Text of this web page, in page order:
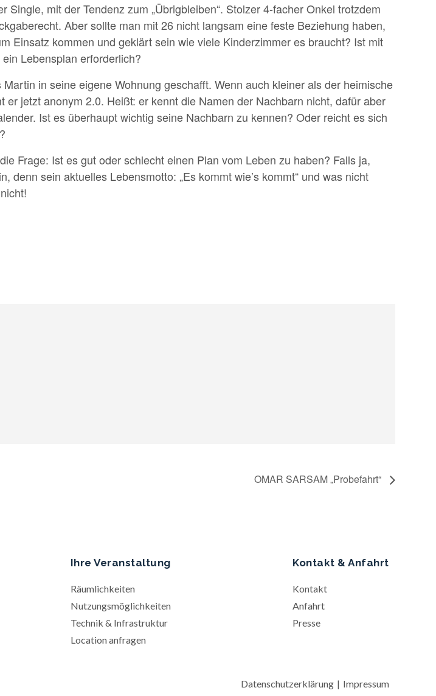
Single, mit der Tendenz zum „Übrigbleiben“. Stolzer 4-facher Onkel trotzdem
Aber sollte man mit 26 nicht langsam eine feste Beziehung haben,
Einsatz kommen und geklärt sein wie viele Kinderzimmer es braucht? Ist mit
Lebensplan erforderlich?
in seine eigene Wohnung geschafft. Wenn auch kleiner als der heimische
er jetzt anonym 2.0. Heißt: er kennt die Namen der Nachbarn nicht, dafür aber
Ist es überhaupt wichtig seine Nachbarn zu kennen? Oder reicht es sich
Frage: Ist es gut oder schlecht einen Plan vom Leben zu haben? Falls ja,
denn sein aktuelles Lebensmotto: „Es kommt wie’s kommt“ und was nicht
OMAR SARSAM „Probefahrt“
Ihre Veranstaltung
Räumlichkeiten
Nutzungsmöglichkeiten
Technik & Infrastruktur
Location anfragen
Kontakt & Anfahrt
Kontakt
Anfahrt
Presse
Datenschutz­erklärung Impressum